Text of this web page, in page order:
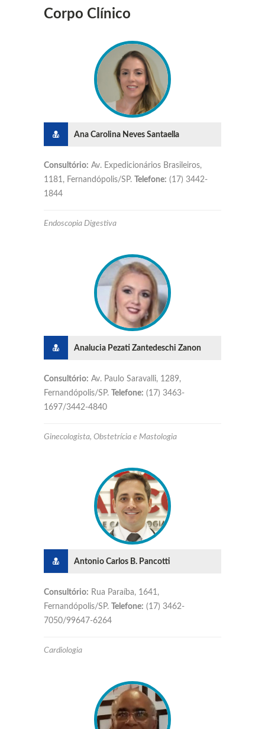
Corpo Clínico
Ana Carolina Neves Santaella
Consultório: Av. Expedicionários Brasileiros,
1181, Fernandópolis/SP.
Telefone: (17) 3442-
1844
Endoscopia Digestiva
Analucia Pezati Zantedeschi Zanon
Consultório: Av. Paulo Saravalli, 1289,
Fernandópolis/SP.
Telefone: (17) 3463-
1697/3442-4840
Ginecologista, Obstetrícia e Mastologia
Antonio Carlos B. Pancotti
Consultório: Rua Paraíba, 1641,
Fernandópolis/SP.
Telefone: (17) 3462-
7050/99647-6264
Cardiologia